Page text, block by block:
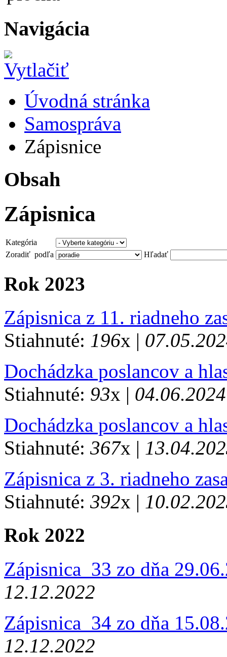
Navigácia
Úvodná stránka
Samospráva
Zápisnice
Obsah
Zápisnica
Kategória
Zoradiť podľa
Hľadať
Rok 2023
Zápisnica z 11. riadneho
Stiahnuté: 196x |
Dochádzka poslancov a
Stiahnuté: 93x | 04.06.2024
Dochádzka poslancov a
Stiahnuté: 367x |
Zápisnica z 3. riadneho
Stiahnuté: 392x |
Rok 2022
Zápisnica_33 zo dňa
12.12.2022
Zápisnica_34 zo dňa
12.12.2022